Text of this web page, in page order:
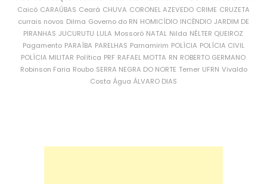
Caicó CARAÚBAS Ceará CHUVA CORONEL AZEVEDO CRIME CRUZETA
currais novos Dilma Governo do RN HOMICÍDIO INCÊNDIO JARDIM DE
PIRANHAS JUCURUTU LULA Mossoró NATAL Nilda NÉLTER QUEIROZ
Pagamento PARAÍBA PARELHAS Parnamirim POLÍCIA POLÍCIA CIVIL
POLÍCIA MILITAR Política PRF RAFAEL MOTTA RN ROBERTO GERMANO
Robinson Faria Roubo SERRA NEGRA DO NORTE Temer UFRN Vivaldo
Costa Água ÁLVARO DIAS